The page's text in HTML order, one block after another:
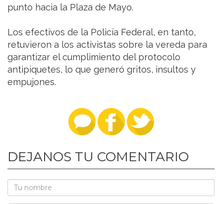
punto hacia la Plaza de Mayo.
Los efectivos de la Policía Federal, en tanto,
retuvieron a los activistas sobre la vereda para
garantizar el cumplimiento del protocolo
antipiquetes, lo que generó gritos, insultos y
empujones.
DEJANOS TU COMENTARIO